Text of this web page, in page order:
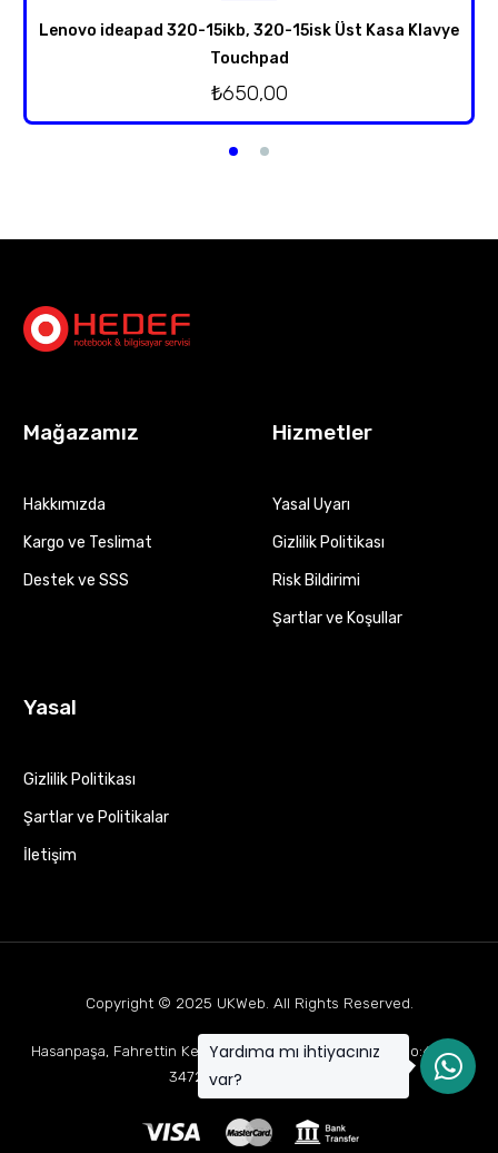
Lenovo ideapad 320-15ikb, 320-15isk Üst Kasa Klavye
Touchpad
₺650,00
Mağazamız
Hakkımızda
Kargo ve Teslimat
Destek ve SSS
Hizmetler
Yasal Uyarı
Gizlilik Politikası
Risk Bildirimi
Şartlar ve Koşullar
Yasal
Gizlilik Politikası
Şartlar ve Politikalar
İletişim
Copyright © 2025 UKWeb . All Rights Reserved.
Hasanpaşa, Fahrettin Kerim Gökay Cd Mukaddes Apt No:63 D:1,
34722 Kadıköy/İstanbul
Yardıma mı ihtiyacınız
var?